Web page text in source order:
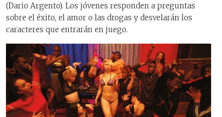
(Dario Argento). Los jóvenes responden a preguntas
sobre el éxito, el amor o las drogas y desvelarán los
caracteres que entrarán en juego.